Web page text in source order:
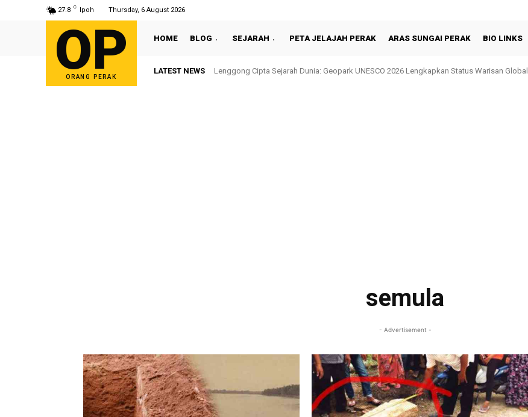
27.8 C Ipoh Thursday, 6 August 2026
OP
ORANG PERAK
HOME BLOG SEJARAH PETA JELAJAH PERAK ARAS SUNGAI PERAK BIO LINKS
LATEST NEWS Lenggong Cipta Sejarah Dunia: Geopark UNESCO 2026 Lengkapkan Status Warisan Global
Sultan Nazrin Shah Berbuka Puasa Bersama Rakyat di Behrang Stesen
semula
- Advertisement -